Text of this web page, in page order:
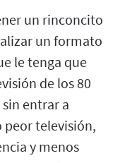
un rinconcito
un formato
le tenga que
de los 80
entrar a
peor televisión,
y menos